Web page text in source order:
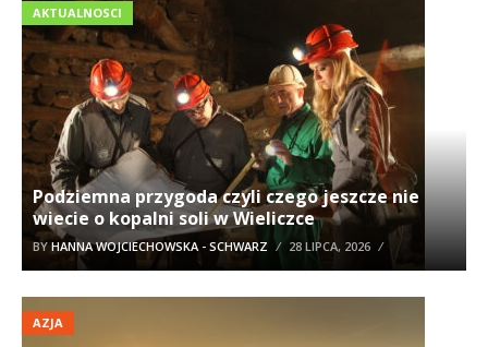
AKTUALNOSCI
Podziemna przygoda czyli czego jeszcze nie
wiecie o kopalni soli w Wieliczce
BYHANNA WOJCIECHOWSKA - SCHWARZ 28 LIPCA, 2026
AZJA